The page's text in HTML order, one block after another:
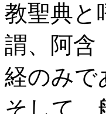
教聖典と
謂、阿含
経のみで
そして、